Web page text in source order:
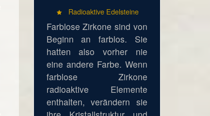
Radioaktive Edelsteine
Farblose Zirkone sind von
Beginn an farblos. Sie
hatten also vorher nie
eine andere Farbe. Wenn
farblose Zirkone
radioaktive Elemente
enthalten, verändern sie